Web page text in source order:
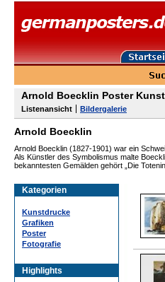
Arnold Boecklin Poster
Listenansicht Bildergalerie
Arnold Boecklin
Arnold Boecklin (1827-1901) war ein
Als Künstler des Symbolismus malte
bekanntesten Gemälden gehört „Die
Kategorien
Kunstdrucke
Grafiken
Poster
Fotografie
Highlights